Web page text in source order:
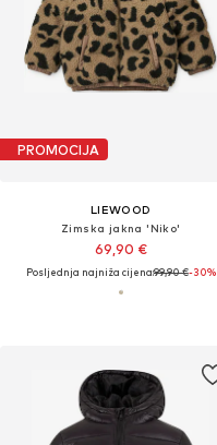
PROMOCIJA
LIEWOOD
Zimska jakna 'Niko'
69,90 €
Posljednja najniža cijena:99,90 €-30%